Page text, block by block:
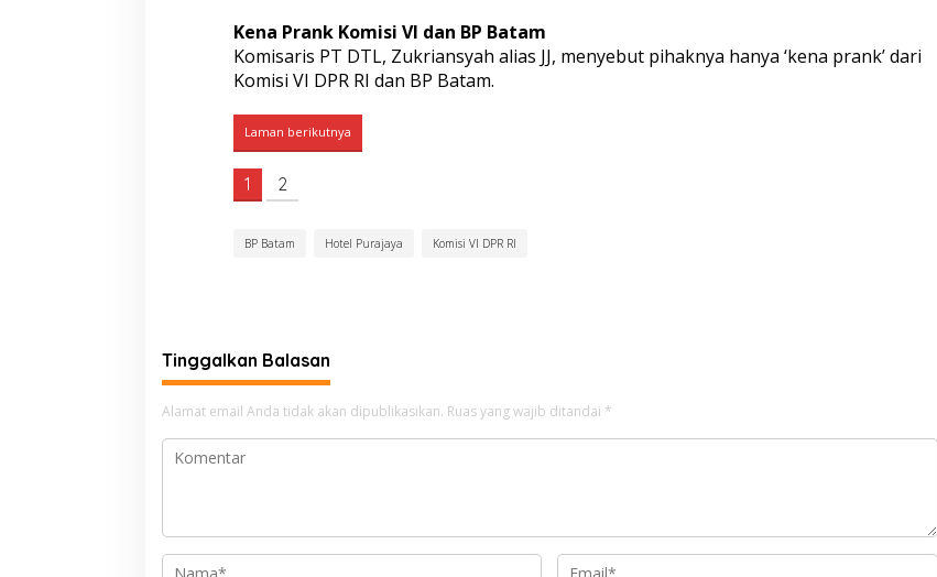
Kena Prank Komisi VI dan BP Batam
Komisaris PT DTL, Zukriansyah alias JJ, menyebut pihaknya hanya ‘kena prank’ dari
Komisi VI DPR RI dan BP Batam.
Laman berikutnya
1 2
BP Batam Hotel Purajaya Komisi VI DPR RI
Tinggalkan Balasan
Alamat email Anda tidak akan dipublikasikan. Ruas yang wajib ditandai *